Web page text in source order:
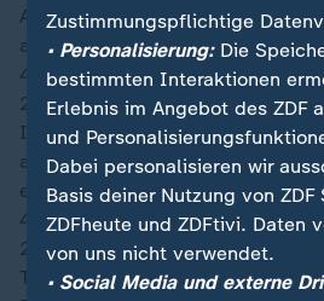
Abschluss, setzt den Ball unter
am kurzen Eck vorbei.
43′
22:45
Im ersten Durchgang sind nur
auf der Uhr. Wird es vor einem
einmal gefährlich?
40′
22:42
Tahith Chong, in der Saison
Zustimmungspflichtige
• Personalisierung:Die
bestimmten Interaktionen
Erlebnis im Angebot des ZDF
und
Dabei personalisieren wir
Basis deiner Nutzung von
ZDFheute und ZDFtivi. Daten
von uns nicht verwendet.
• Social Media und externe